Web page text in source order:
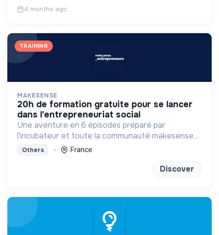
4 months ago
TRAINING
MAKESENSE
20h de formation gratuite pour se lancer
dans l'entrepreneuriat social
Une aventure en 6 épisodes préparé par
l'incubateur et toute la communauté makesense
pour se projeter dans l'aventure entrepreneuriale.
Others France
Discover